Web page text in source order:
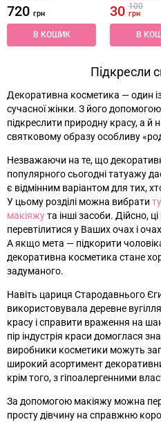
720 грн
В КОШИК
30100
грн
В
Підкресли
Декоративна косметика —один
сучасної жінки. З його
підкреслити природну красу, а
святковому образу особливу
Незважаючи на те, що
популярного сьогодні татуажу
є відмінним варіантом для тих,
У цьому розділі можна вибрати
макіяжута інші засоби. Дійсно,
перевтілитися у Ваших очах і
А якщо мета — підкорити
декоративна косметика стане
задуманого.
Навіть цариця Стародавнього
використовувала деревне
красу і справити враження на
пір індустрія краси домоглася
виробники косметики можуть
широкий асортимент
крім того, з гіпоалергенними
За допомогою макіяжу можна
просту дівчину на справжню